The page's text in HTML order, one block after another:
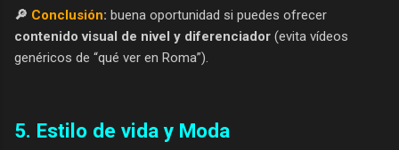
🔎 Conclusión: buena oportunidad si puedes ofrecer
contenido visual de nivel y diferenciador (evita vídeos
genéricos de “qué ver en Roma”).
5. Estilo de vida y Moda